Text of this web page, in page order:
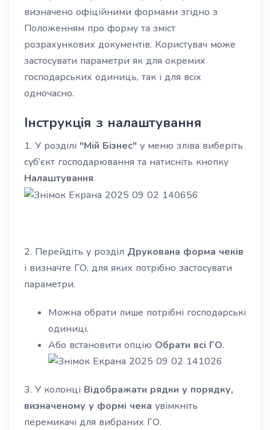
визначено офіційними формами згідно з
Положенням про форму та зміст
розрахункових документів. Користувач може
застосувати параметри як для окремих
господарських одиниць, так і для всіх
одночасно.
Інструкція з налаштування
1. У розділі "Мій Бізнес" у меню зліва виберіть
суб’єкт господарювання та натисніть кнопку
Налаштування.
2. Перейдіть у розділ Друкована форма чеків
і визначте ГО, для яких потрібно застосувати
параметри.
Можна обрати лише потрібні господарські
одиниці.
Або встановити опцію Обрати всі ГО.
3. У колонці Відображати рядки у порядку,
визначеному у формі чека увімкніть
перемикачі для вибраних ГО.